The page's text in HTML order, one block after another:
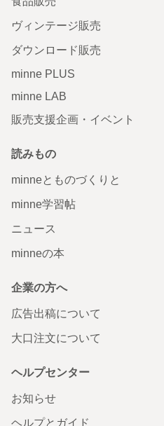
ヴィンテージ販売
ダウンロード販売
minne PLUS
minne LAB
販売支援企画・イベント
読みもの
minneとものづくりと
minne学習帖
ニュース
minneの本
企業の方へ
広告出稿について
大口注文について
ヘルプセンター
お知らせ
ヘルプとガイド